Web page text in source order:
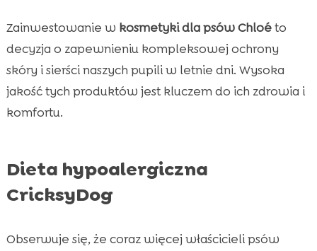
Zainwestowanie w kosmetyki dla psów Chloéto
decyzja o zapewnieniu kompleksowej ochrony
skóry i sierści naszych pupili w letnie dni. Wysoka
jakość tych produktów jest kluczem do ich zdrowia i
komfortu.
Dieta hypoalergiczna
CricksyDog
Obserwuje się, że coraz więcej właścicieli psów